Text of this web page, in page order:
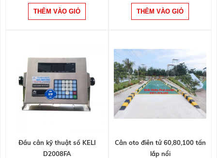
Đầu cân kỹ thuật số KELI
D2008FA
Cân oto điên tử 60,80,100 tấn
lắp nổi